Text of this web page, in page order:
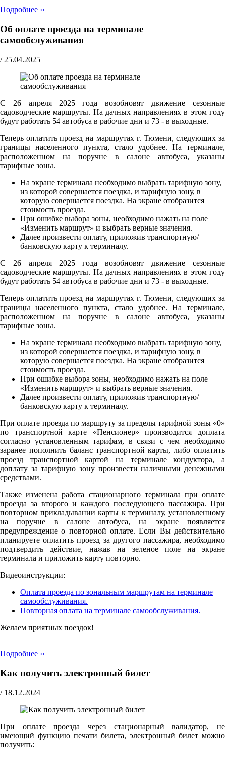
Подробнее ››
Об оплате проезда на терминале
самообслуживания
/ 25.04.2025
С 26 апреля 2025 года возобновят движение сезонные
садоводческие маршруты. На дачных направлениях в этом году
будут работать 54 автобуса в рабочие дни и 73 - в выходные.
Теперь оплатить проезд на маршрутах г. Тюмени, следующих за
границы населенного пункта, стало удобнее. На терминале,
расположенном на поручне в салоне автобуса, указаны
тарифные зоны.
На экране терминала необходимо выбрать тарифную зону,
из которой совершается поездка, и тарифную зону, в
которую совершается поездка. На экране отобразится
стоимость проезда.
При ошибке выбора зоны, необходимо нажать на поле
«Изменить маршрут» и выбрать верные значения.
Далее произвести оплату, приложив транспортную/
банковскую карту к терминалу.
С 26 апреля 2025 года возобновят движение сезонные
садоводческие маршруты. На дачных направлениях в этом году
будут работать 54 автобуса в рабочие дни и 73 - в выходные.
Теперь оплатить проезд на маршрутах г. Тюмени, следующих за
границы населенного пункта, стало удобнее. На терминале,
расположенном на поручне в салоне автобуса, указаны
тарифные зоны.
На экране терминала необходимо выбрать тарифную зону,
из которой совершается поездка, и тарифную зону, в
которую совершается поездка. На экране отобразится
стоимость проезда.
При ошибке выбора зоны, необходимо нажать на поле
«Изменить маршрут» и выбрать верные значения.
Далее произвести оплату, приложив транспортную/
банковскую карту к терминалу.
При оплате проезда по маршруту за пределы тарифной зоны «0»
по транспортной карте «Пенсионер» производится доплата
согласно установленным тарифам, в связи с чем необходимо
заранее пополнить баланс транспортной карты, либо оплатить
проезд транспортной картой на терминале кондуктора, а
доплату за тарифную зону произвести наличными денежными
средствами.
Также изменена работа стационарного терминала при оплате
проезда за второго и каждого последующего пассажира. При
повторном прикладывании карты к терминалу, установленному
на поручне в салоне автобуса, на экране появляется
предупреждение о повторной оплате. Если Вы действительно
планируете оплатить проезд за другого пассажира, необходимо
подтвердить действие, нажав на зеленое поле на экране
терминала и приложить карту повторно.
Видеоинструкции:
Оплата проезда по зональным маршрутам на терминале
самообслуживания.
Повторная оплата на терминале самообслуживания.
Желаем приятных поездок!
Подробнее ››
Как получить электронный билет
/ 18.12.2024
При оплате проезда через стационарный валидатор, не
имеющий функцию печати билета, электронный билет можно
получить: